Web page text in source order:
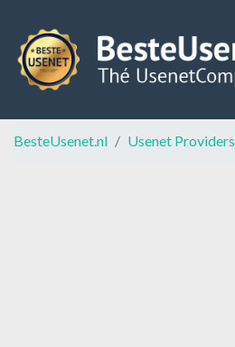
BesteUsenet.nl Usenet Providers